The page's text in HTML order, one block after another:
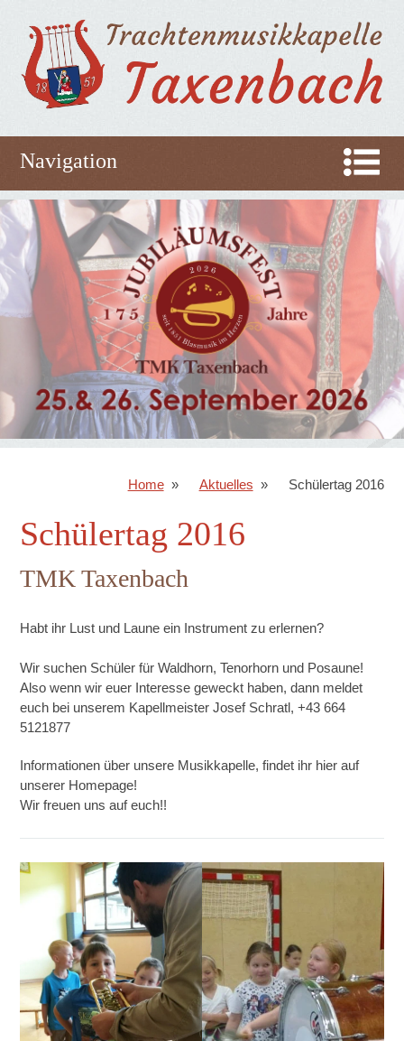
Home Aktuelles Schülertag 2016
Schülertag 2016
TMK Taxenbach
Habt ihr Lust und Laune ein Instrument zu erlernen?
Wir suchen Schüler für Waldhorn, Tenorhorn und Posaune!
Also wenn wir euer Interesse geweckt haben, dann meldet
euch bei unserem Kapellmeister Josef Schratl, +43 664
5121877
Informationen über unsere Musikkapelle, findet ihr hier auf
unserer Homepage!
Wir freuen uns auf euch!!